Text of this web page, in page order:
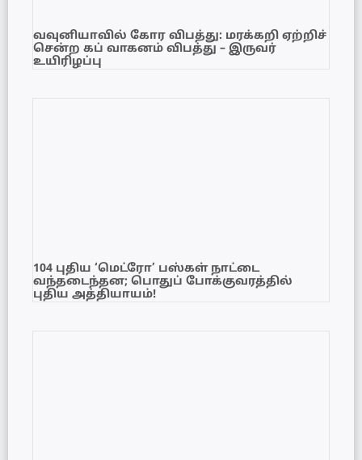
வவுனியாவில் கோர விபத்து: மரக்கறி ஏற்றிச்
சென்ற கப் வாகனம் விபத்து – இருவர்
உயிரிழப்பு
104 புதிய ‘மெட்ரோ’ பஸ்கள் நாட்டை
வந்தடைந்தன; பொதுப் போக்குவரத்தில்
புதிய அத்தியாயம்!